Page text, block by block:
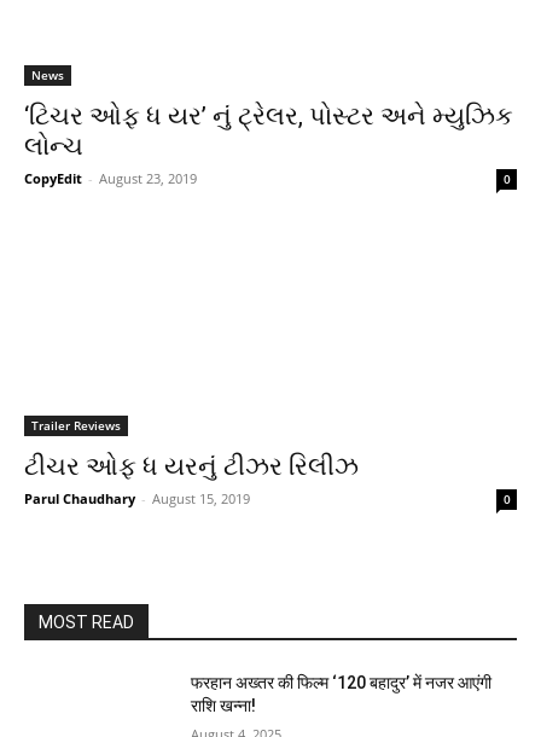
News
‘ટિચર ઓફ ધ યર’ નું ટ્રેલર, પોસ્ટર અને મ્યુઝિક
લોન્ચ
CopyEdit - August 23, 2019 0
Trailer Reviews
ટીચર ઓફ ધ યરનું ટીઝર રિલીઝ
Parul Chaudhary - August 15, 2019 0
MOST READ
फरहान अख्तर की फिल्म ‘120 बहादुर’ में नजर आएंगी
राशि खन्ना!